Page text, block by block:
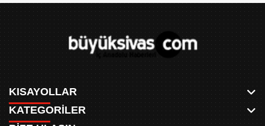
KISAYOLLAR
ANASAYFA
KATEGORİLER